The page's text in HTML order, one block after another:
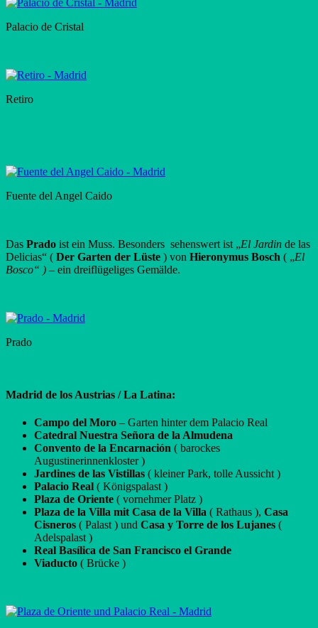
Palacio de Cristal
Retiro
Fuente del Angel Caido
Das Prado ist ein Muss. Besonders sehenswert ist „El Jardin de las
Delicias“ ( Der Garten der Lüste ) von Hieronymus Bosch ( „El
Bosco“ ) – ein dreiflügeliges Gemälde.
Prado
Madrid de los Austrias / La Latina:
Campo del Moro – Garten hinter dem Palacio Real
Catedral Nuestra Señora de la Almudena
Convento de la Encarnación ( barockes
Augustinerinnenkloster )
Jardines de las Vistillas ( kleiner Park, tolle Aussicht )
Palacio Real ( Königspalast )
Plaza de Oriente ( vornehmer Platz )
Plaza de la Villa mit Casa de la Villa ( Rathaus ), Casa
Cisneros ( Palast ) und Casa y Torre de los Lujanes (
Adelspalast )
Real Basílica de San Francisco el Grande
Viaducto ( Brücke )